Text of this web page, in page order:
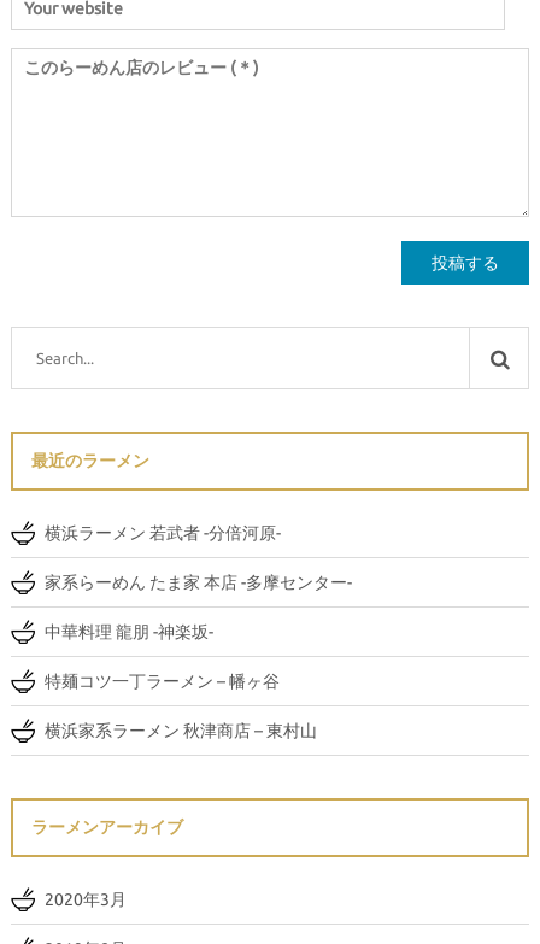
最近のラーメン
横浜ラーメン 若武者 -分倍河原-
家系らーめん たま家 本店 -多摩センター-
中華料理 龍朋 -神楽坂-
特麺コツ一丁ラーメン – 幡ヶ谷
横浜家系ラーメン 秋津商店 – 東村山
ラーメンアーカイブ
2020年3月